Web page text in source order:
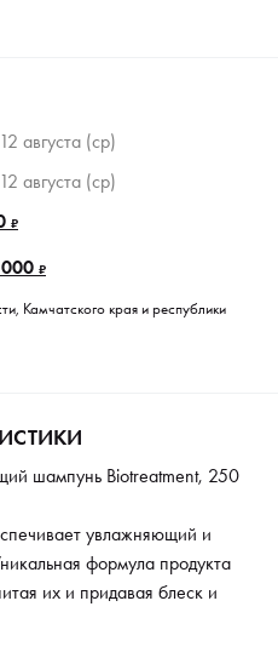
августа (ср)
августа (ср)
₽
₽
Камчатского края и республики
шампунь Biotreatment, 250
увлажняющий и
формула продукта
их и придавая блеск и
волосы. Локоны